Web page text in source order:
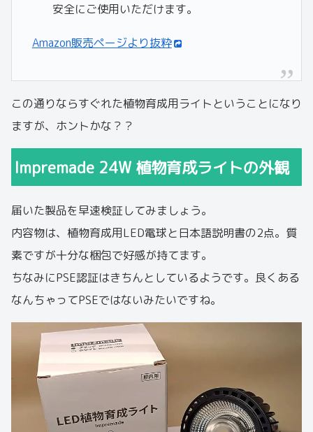
安全にご使用いただけます。
Amazon販売ページより抜粋
この通りならすぐれた植物育成用ライトということになり
ますが、ホントかな？？
Impremade 24W 植物育成ライトの外観
届いた製品を早速検証してみましょう。
内容物は、植物育成用LED電球と日本語説明書の2点。質
素ですが十分な梱包で好感が持てます。
ちなみにPSE認証はきちんとしているようです。良くある
なんちゃってPSEではないみたいですね。